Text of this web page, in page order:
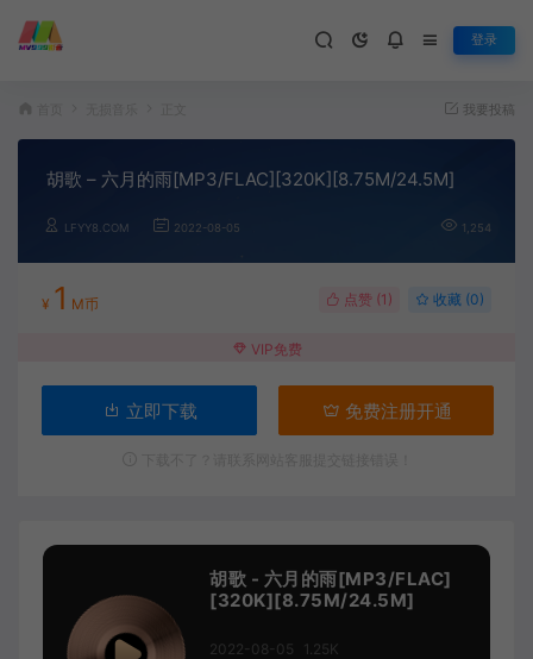
登录
我要投稿
胡歌 – 六月的雨[MP3/FLAC][320K][8.75M/24.5M]
LFYY8.COM 2022-08-05 1,254
¥ 1 M币 点赞 (1 ) 收藏 (0)
VIP免费
立即下载 免费注册开通
胡歌 - 六月的雨[MP3/FLAC]
[320K][8.75M/24.5M]
2022-08-05 1.25K